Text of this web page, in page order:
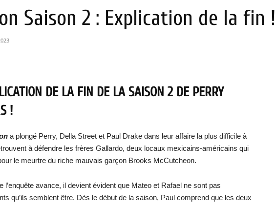
Saison 2 : Explication de la fin !
DE LA FIN DE LA SAISON 2 DE PERRY
!
a plongé Perry, Della Street et Paul Drake dans leur affaire la plus difficile à
à défendre les frères Gallardo, deux locaux mexicains-américains qui
le meurtre du riche mauvais garçon Brooks McCutcheon.
l’enquête avance, il devient évident que Mateo et Rafael ne sont pas
qu’ils semblent être. Dès le début de la saison, Paul comprend que les deux